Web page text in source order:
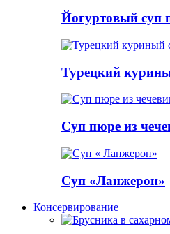
Йогуртовый суп
Турецкий
Суп пюре из
Суп «Ланжерон»
Консервирование